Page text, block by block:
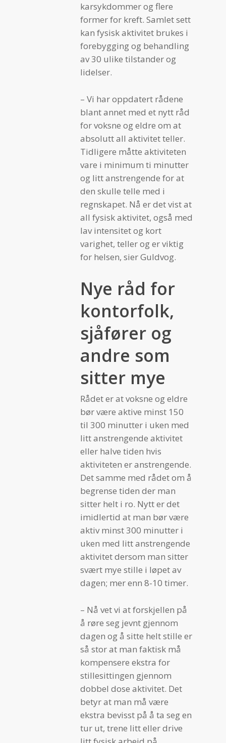
karsykdommer og flere
former for kreft. Samlet sett
kan fysisk aktivitet brukes i
forebygging og behandling
av 30 ulike tilstander og
lidelser.
– Vi har oppdatert rådene
blant annet med et nytt råd
for voksne og eldre om at
absolutt all aktivitet teller​.
Tidligere måtte aktiviteten
vare i minimum ti minutter
og litt anstrengende for at
den skulle telle med i
regnskapet. Nå er det vist at
all fysisk aktivitet, også med
lav intensitet og kort
varighet, teller og er viktig
for helsen, sier Guldvog.
Nye råd for
kontorfolk,
sjåfører og
andre som
sitter mye
Rådet er at voksne og eldre
bør være aktive minst 150
til 300 minutter i uken med
litt anstrengende aktivitet
eller halve tiden hvis
aktiviteten er anstrengende.
Det samme med rådet om å
begrense tiden der man
sitter helt i ro. Nytt er det
imidlertid at man bør være
aktiv minst 300 minutter i
uken med litt anstrengende
aktivitet dersom man sitter
svært mye stille i løpet av
dagen; mer enn 8-10 timer.
– Nå vet vi at forskjellen på
å røre seg jevnt gjennom
dagen og å sitte helt stille er
så stor at man faktisk må
kompensere ekstra for
stillesittingen gjennom
dobbel dose aktivitet. Det
betyr at man må være
ekstra bevisst på å ta seg en
tur ut, trene litt eller drive